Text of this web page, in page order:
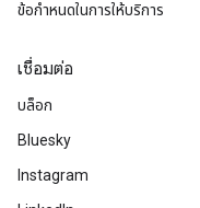
ข้อกำหนดในการให้บริการ
เชื่อมต่อ
บล็อก
Bluesky
Instagram